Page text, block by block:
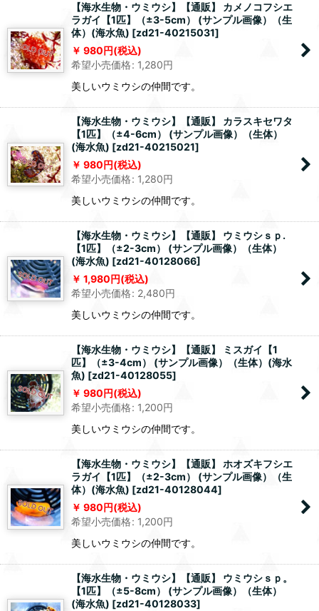
【海水生物・ウミウシ】【通販】 カメノコフシエ
ラガイ【1匹】（±3-5cm） (サンプル画像）（生
体）(海水魚) [zd21-40215031]
980円(税込)
希望小売価格: 1,280円
美しいウミウシの仲間です。
【海水生物・ウミウシ】【通販】 カラスキセワタ
【1匹】（±4-6cm） (サンプル画像）（生体）
(海水魚) [zd21-40215021]
980円(税込)
希望小売価格: 1,280円
美しいウミウシの仲間です。
【海水生物・ウミウシ】【通販】 ウミウシｓｐ.
【1匹】（±2-3cm） (サンプル画像）（生体）
(海水魚) [zd21-40128066]
1,980円(税込)
希望小売価格: 2,480円
美しいウミウシの仲間です。
【海水生物・ウミウシ】【通販】 ミスガイ【1
匹】（±3-4cm） (サンプル画像）（生体）(海水
魚) [zd21-40128055]
980円(税込)
希望小売価格: 1,200円
美しいウミウシの仲間です。
【海水生物・ウミウシ】【通販】 ホオズキフシエ
ラガイ【1匹】（±2-3cm） (サンプル画像）（生
体）(海水魚) [zd21-40128044]
980円(税込)
希望小売価格: 1,200円
美しいウミウシの仲間です。
【海水生物・ウミウシ】【通販】 ウミウシｓｐ。
【1匹】（±5-8cm） (サンプル画像）（生体）
(海水魚) [zd21-40128033]